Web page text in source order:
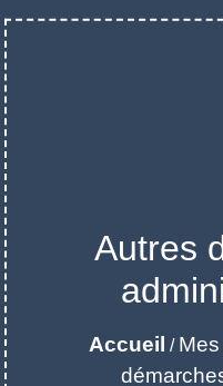
Autres
Accueil /